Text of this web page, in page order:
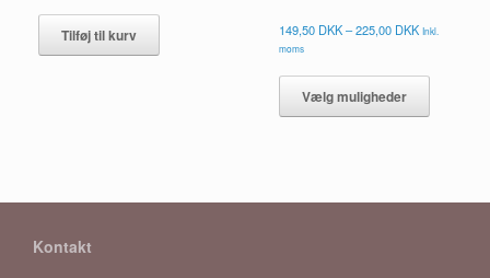
Tilføj til kurv 149,50 DKK –225,00 DKKPrisinterval:
225,00 DKK
Inkl.
moms
Vælg muligheder
har
Kontakt